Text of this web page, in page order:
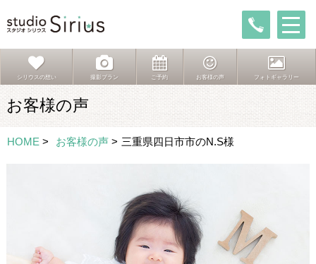
シリウスの想い 撮影プラン ご予約 お客様の声 フォトギャラリー
お客様の声
HOME > お客様の声 > 三重県四日市市のN.S様